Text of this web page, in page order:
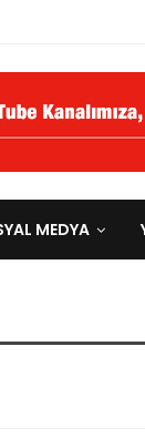
MEDYA